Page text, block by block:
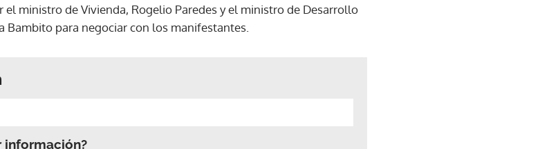
el ministro de Vivienda, Rogelio Paredes y el ministro de Desarrollo
Bambito para negociar con los manifestantes.
información?